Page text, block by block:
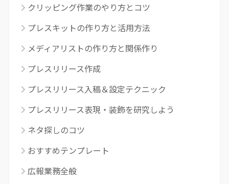
クリッピング作業のやり方とコツ
プレスキットの作り方と活用方法
メディアリストの作り方と関係作り
プレスリリース作成
プレスリリース入稿＆設定テクニック
プレスリリース表現・装飾を研究しよう
ネタ探しのコツ
おすすめテンプレート
広報業務全般